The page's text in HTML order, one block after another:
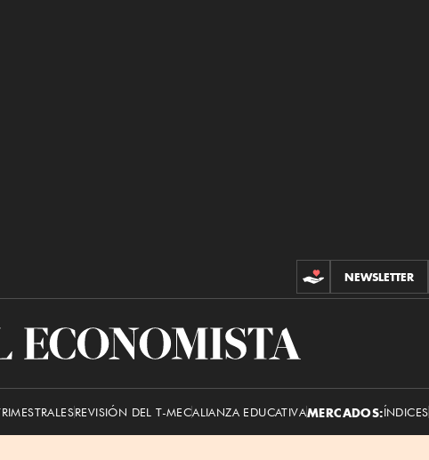
CONTRIBUCIONES
NEWSLETTER
El
REVISIÓN DEL T-MECALIANZA EDUCATIVAMERCADOS:ÍNDICES